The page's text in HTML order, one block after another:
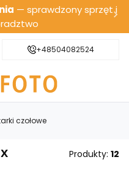
— sprawdzony sprzęt i
Bezpieczna wysyłka
+48504082524
czołowe
Produkty: 12